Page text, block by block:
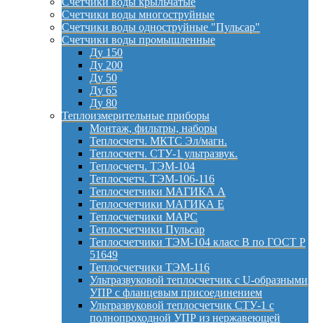
Счетчики воды многоструйные
Счетчики воды одноструйные "Пульсар"
Счетчики воды промышленные
Ду 150
Ду 200
Ду 50
Ду 65
Ду 80
Теплоизмерительные приборы
Монтаж, фильтры, наборы
Теплосчетч. МКТС Эл/магн.
Теплосчетч. СТУ-1 ультразвук.
Теплосчетч. ТЭМ-104
Теплосчетч. ТЭМ-106-116
Теплосчетчики МАГИКА А
Теплосчетчики МАГИКА Е
Теплосчетчики МАРС
Теплосчетчики Пульсар
Теплосчетчики ТЭМ-104 класс B по ГОСТ Р
51649
Теплосчетчики ТЭМ-116
Ультразвуковой теплосчетчик с U-образными
УПР с фланцевым присоединением
Ультразвуковой теплосчетчик СТУ-1 с
полнопроходной УПР из нержавеющей